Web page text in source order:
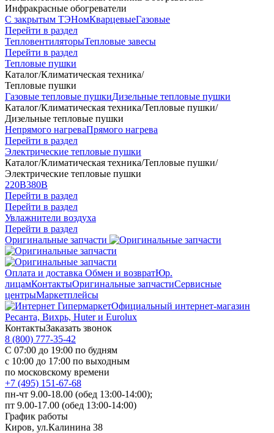
Инфракрасные обогреватели
С закрытым ТЭНомКварцевыеГазовые
Перейти в раздел
ТепловентиляторыТепловые завесы
Перейти в раздел
Тепловые пушки
Каталог/Климатическая техника/
Тепловые пушки
Газовые тепловые пушкиДизельные тепловые пушки
Каталог/Климатическая техника/Тепловые пушки/
Дизельные тепловые пушки
Непрямого нагреваПрямого нагрева
Перейти в раздел
Электрические тепловые пушки
Каталог/Климатическая техника/Тепловые пушки/
Электрические тепловые пушки
220В380В
Перейти в раздел
Перейти в раздел
Увлажнители воздуха
Перейти в раздел
Оригинальные запчасти
Оплата и доставка Обмен и возвратЮр.
лицамКонтактыОригинальные запчастиСервисные
центрыМаркетплейсы
Официальный интернет-магазин
Ресанта, Вихрь, Huter и Eurolux
КонтактыЗаказать звонок
8 (800) 777-35-42
С 07:00 до 19:00 по будням
с 10:00 до 17:00 по выходным
по московскому времени
+7 (495) 151-67-68
пн-чт 9.00-18.00 (обед 13:00-14:00);
пт 9.00-17.00 (обед 13:00-14:00)
График работы
Киров, ул.Калинина 38